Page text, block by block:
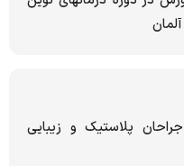
پلاستیک و زیبایی